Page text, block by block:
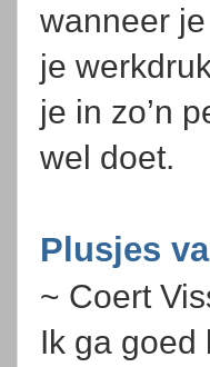
wanneer
je
je in zo’n
wel doet.
Plusjes
~ Coert
Ik ga goed